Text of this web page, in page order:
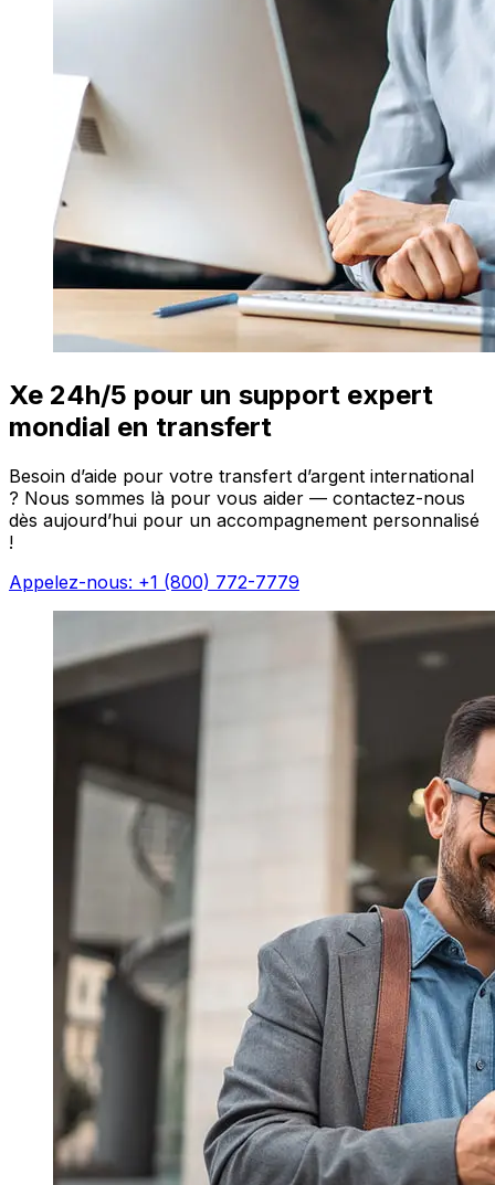
Xe 24h/5 pour un support expert
mondial en transfert
Besoin d’aide pour votre transfert d’argent international
? Nous sommes là pour vous aider — contactez-nous
dès aujourd’hui pour un accompagnement personnalisé
!
Appelez-nous: +1 (800) 772-7779